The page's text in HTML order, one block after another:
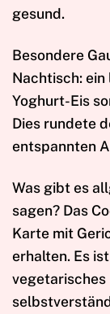
gesund.
Besondere
Nachtisch:
Yoghurt-Eis
Dies rundete
entspannten
Was gibt es
sagen? Das
Karte mit
erhalten. Es
vegetarisches